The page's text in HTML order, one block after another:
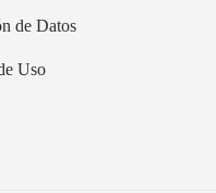
de Datos
Uso